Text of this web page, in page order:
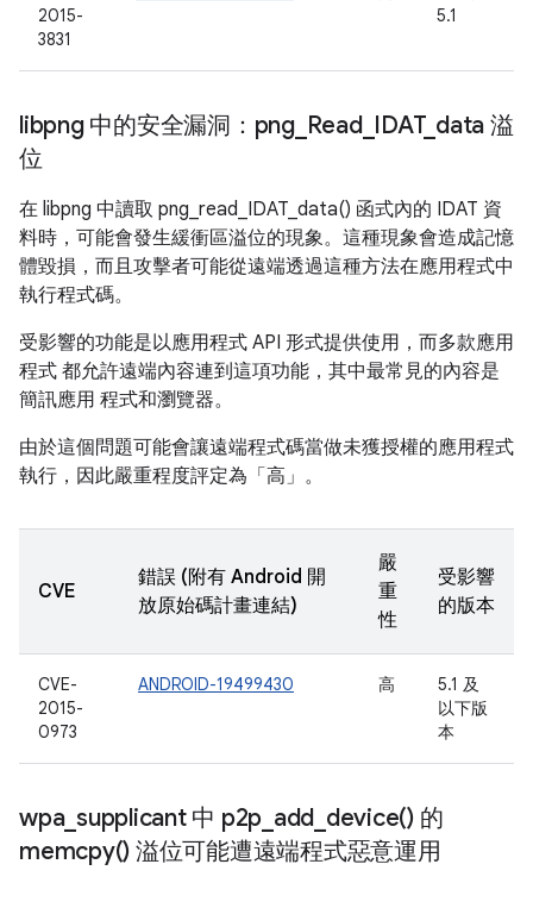
2015-
3831
5.1
libpng 中的安全漏洞：png_ Read_ IDAT_ data 溢
位
在 libpng 中讀取 png_read_IDAT_data() 函式內的 IDAT 資
料時，可能會發生緩衝區溢位的現象。這種現象會造成記憶
體毀損，而且攻擊者可能從遠端透過這種方法在應用程式中
執行程式碼。
受影響的功能是以應用程式 API 形式提供使用，而多款應用
程式 都允許遠端內容連到這項功能，其中最常見的內容是
簡訊應用 程式和瀏覽器。
由於這個問題可能會讓遠端程式碼當做未獲授權的應用程式
執行，因此嚴重程度評定為「高」。
CVE
錯誤 (附有 Android 開
放原始碼計畫連結)
嚴
重
性
受影響
的版本
CVE-
2015-
0973
ANDROID-19499430 高
5.1 及
以下版
本
wpa_ supplicant 中 p2p_add_device() 的
memcpy() 溢位可能遭遠端程式惡意運用